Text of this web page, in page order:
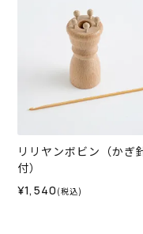
リリヤンボビン（かぎ
付）
¥1,540 (税込)